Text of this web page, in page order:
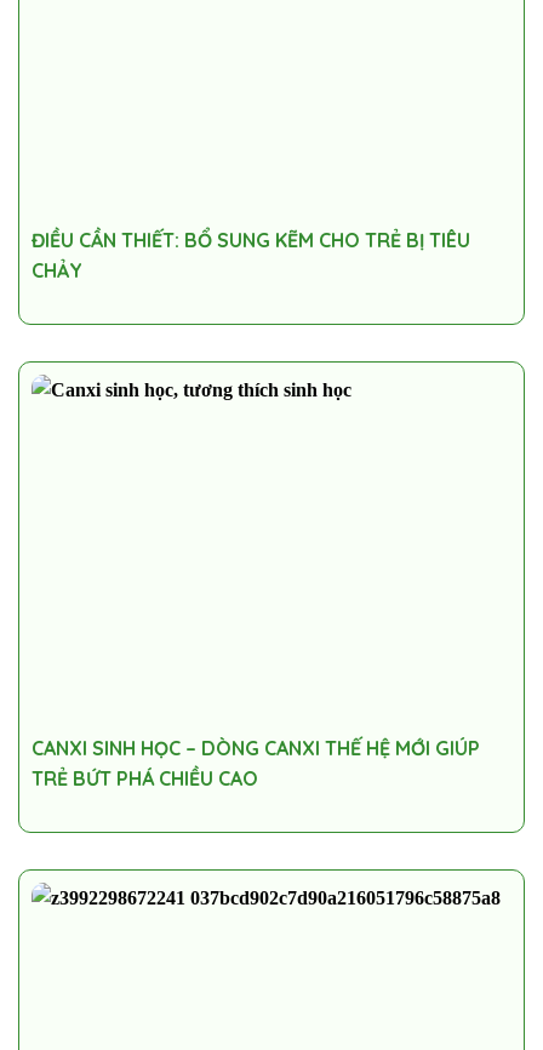
ĐIỀU CẦN THIẾT: BỔ SUNG KẼM CHO TRẺ BỊ TIÊU
CHẢY
CANXI SINH HỌC – DÒNG CANXI THẾ HỆ MỚI GIÚP
TRẺ BỨT PHÁ CHIỀU CAO